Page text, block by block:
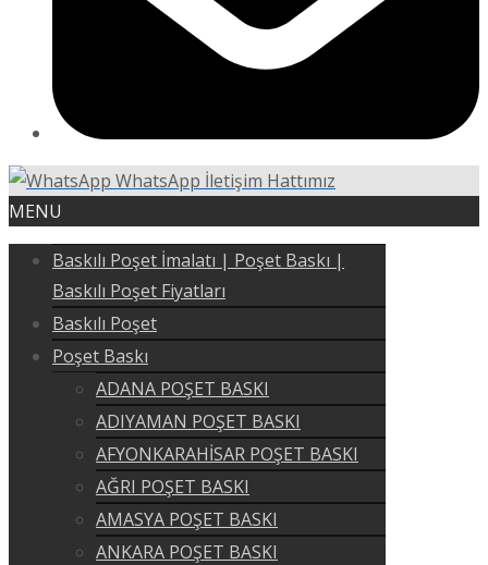
WhatsApp İletişim Hattımız
MENU
Baskılı Poşet İmalatı | Poşet Baskı |
Baskılı Poşet Fiyatları
Baskılı Poşet
Poşet Baskı
ADANA POŞET BASKI
ADIYAMAN POŞET BASKI
AFYONKARAHİSAR POŞET BASKI
AĞRI POŞET BASKI
AMASYA POŞET BASKI
ANKARA POŞET BASKI